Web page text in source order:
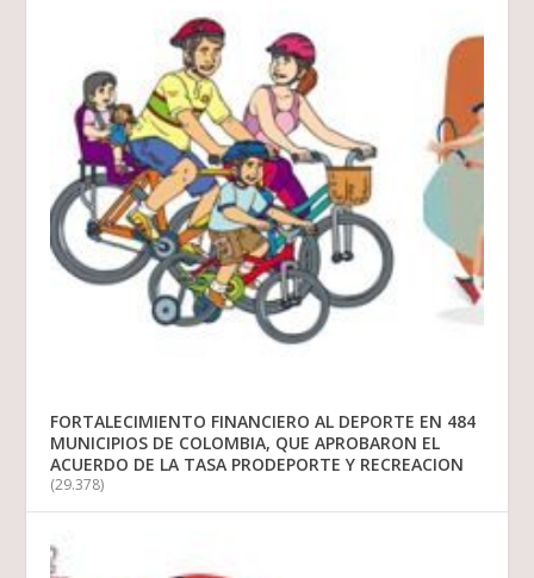
FORTALECIMIENTO FINANCIERO AL DEPORTE EN 484
MUNICIPIOS DE COLOMBIA, QUE APROBARON EL
ACUERDO DE LA TASA PRODEPORTE Y RECREACION
(29.378)